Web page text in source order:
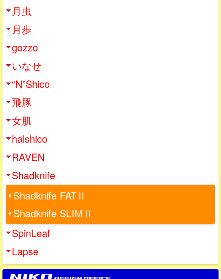
月虫
月歩
gozzo
いなせ
“N”Shico
飛豚
女肌
halshico
RAVEN
Shadknife
Shadknife FATⅡ
Shadknife SLIMⅡ
SpinLeaf
Lapse